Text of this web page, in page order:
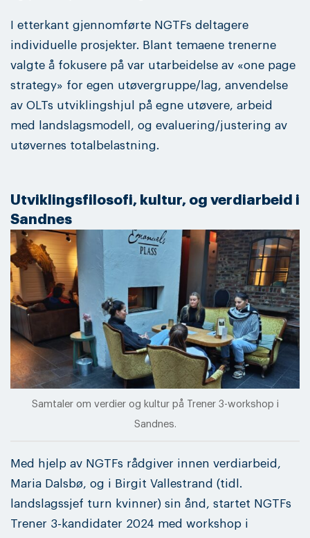
I etterkant gjennomførte NGTFs deltagere
individuelle prosjekter. Blant temaene trenerne
valgte å fokusere på var utarbeidelse av «one page
strategy» for egen utøvergruppe/lag, anvendelse
av OLTs utviklingshjul på egne utøvere, arbeid
med landslagsmodell, og evaluering/justering av
utøvernes totalbelastning.
Utviklingsfilosofi, kultur, og verdiarbeid i
Sandnes
Samtaler om verdier og kultur på Trener 3-workshop i
Sandnes.
Med hjelp av NGTFs rådgiver innen verdiarbeid,
Maria Dalsbø, og i Birgit Vallestrand (tidl.
landslagssjef turn kvinner) sin ånd, startet NGTFs
Trener 3-kandidater 2024 med workshop i